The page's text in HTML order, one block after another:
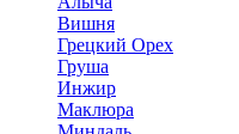
Вишня
Грецкий Орех
Груша
Инжир
Маклюра